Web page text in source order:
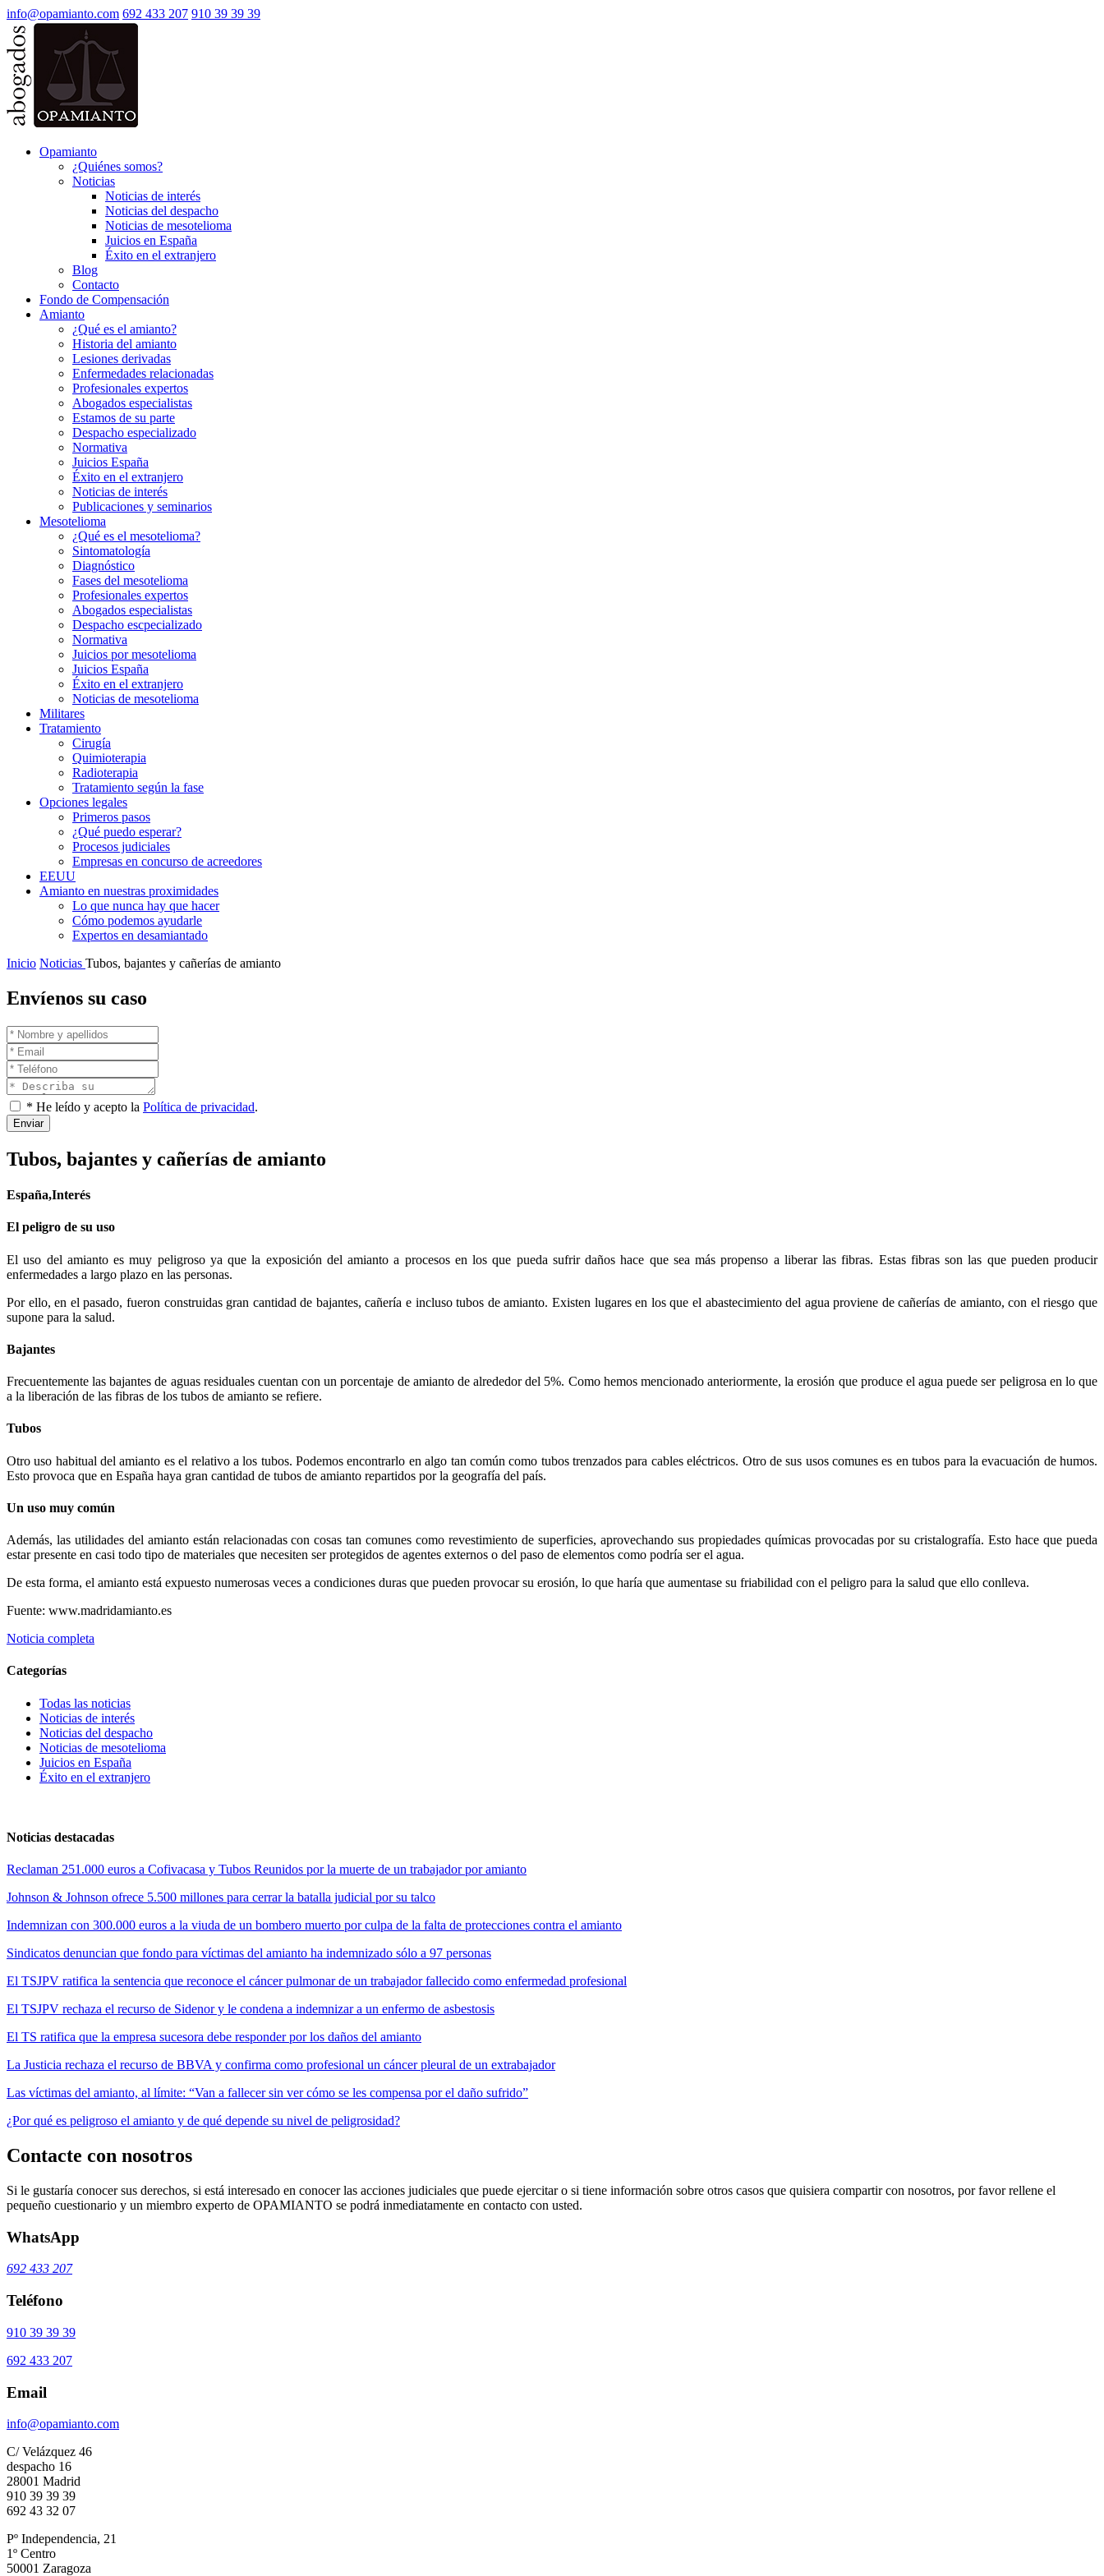
info@opamianto.com 692 433 207 910 39 39 39
Opamianto
¿Quiénes somos?
Noticias
Noticias de interés
Noticias del despacho
Noticias de mesotelioma
Juicios en España
Éxito en el extranjero
Blog
Contacto
Fondo de Compensación
Amianto
¿Qué es el amianto?
Historia del amianto
Lesiones derivadas
Enfermedades relacionadas
Profesionales expertos
Abogados especialistas
Estamos de su parte
Despacho especializado
Normativa
Juicios España
Éxito en el extranjero
Noticias de interés
Publicaciones y seminarios
Mesotelioma
¿Qué es el mesotelioma?
Sintomatología
Diagnóstico
Fases del mesotelioma
Profesionales expertos
Abogados especialistas
Despacho escpecializado
Normativa
Juicios por mesotelioma
Juicios España
Éxito en el extranjero
Noticias de mesotelioma
Militares
Tratamiento
Cirugía
Quimioterapia
Radioterapia
Tratamiento según la fase
Opciones legales
Primeros pasos
¿Qué puedo esperar?
Procesos judiciales
Empresas en concurso de acreedores
EEUU
Amianto en nuestras proximidades
Lo que nunca hay que hacer
Cómo podemos ayudarle
Expertos en desamiantado
Inicio Noticias Tubos, bajantes y cañerías de amianto
Envíenos su caso
* He leído y acepto la Política de privacidad.
Enviar
Tubos, bajantes y cañerías de amianto
España,Interés
El peligro de su uso
El uso del amianto es muy peligroso ya que la exposición del amianto a procesos en los que pueda sufrir daños hace que sea más propenso a liberar las fibras. Estas fibras son las que pueden producir
enfermedades a largo plazo en las personas.
Por ello, en el pasado, fueron construidas gran cantidad de bajantes, cañería e incluso tubos de amianto. Existen lugares en los que el abastecimiento del agua proviene de cañerías de amianto, con el riesgo que
supone para la salud.
Bajantes
Frecuentemente las bajantes de aguas residuales cuentan con un porcentaje de amianto de alrededor del 5%. Como hemos mencionado anteriormente, la erosión que produce el agua puede ser peligrosa en lo que
a la liberación de las fibras de los tubos de amianto se refiere.
Tubos
Otro uso habitual del amianto es el relativo a los tubos. Podemos encontrarlo en algo tan común como tubos trenzados para cables eléctricos. Otro de sus usos comunes es en tubos para la evacuación de humos.
Esto provoca que en España haya gran cantidad de tubos de amianto repartidos por la geografía del país.
Un uso muy común
Además, las utilidades del amianto están relacionadas con cosas tan comunes como revestimiento de superficies, aprovechando sus propiedades químicas provocadas por su cristalografía. Esto hace que pueda
estar presente en casi todo tipo de materiales que necesiten ser protegidos de agentes externos o del paso de elementos como podría ser el agua.
De esta forma, el amianto está expuesto numerosas veces a condiciones duras que pueden provocar su erosión, lo que haría que aumentase su friabilidad con el peligro para la salud que ello conlleva.
Fuente: www.madridamianto.es
Noticia completa
Categorías
Todas las noticias
Noticias de interés
Noticias del despacho
Noticias de mesotelioma
Juicios en España
Éxito en el extranjero
Noticias destacadas
Reclaman 251.000 euros a Cofivacasa y Tubos Reunidos por la muerte de un trabajador por amianto
Johnson & Johnson ofrece 5.500 millones para cerrar la batalla judicial por su talco
Indemnizan con 300.000 euros a la viuda de un bombero muerto por culpa de la falta de protecciones contra el amianto
Sindicatos denuncian que fondo para víctimas del amianto ha indemnizado sólo a 97 personas
El TSJPV ratifica la sentencia que reconoce el cáncer pulmonar de un trabajador fallecido como enfermedad profesional
El TSJPV rechaza el recurso de Sidenor y le condena a indemnizar a un enfermo de asbestosis
El TS ratifica que la empresa sucesora debe responder por los daños del amianto
La Justicia rechaza el recurso de BBVA y confirma como profesional un cáncer pleural de un extrabajador
Las víctimas del amianto, al límite: “Van a fallecer sin ver cómo se les compensa por el daño sufrido”
¿Por qué es peligroso el amianto y de qué depende su nivel de peligrosidad?
Contacte con nosotros
Si le gustaría conocer sus derechos, si está interesado en conocer las acciones judiciales que puede ejercitar o si tiene información sobre otros casos que quisiera compartir con nosotros, por favor rellene el
pequeño cuestionario y un miembro experto de OPAMIANTO se podrá inmediatamente en contacto con usted.
WhatsApp
692 433 207
Teléfono
910 39 39 39
692 433 207
Email
info@opamianto.com
C/ Velázquez 46
despacho 16
28001 Madrid
910 39 39 39
692 43 32 07
Pº Independencia, 21
1º Centro
50001 Zaragoza